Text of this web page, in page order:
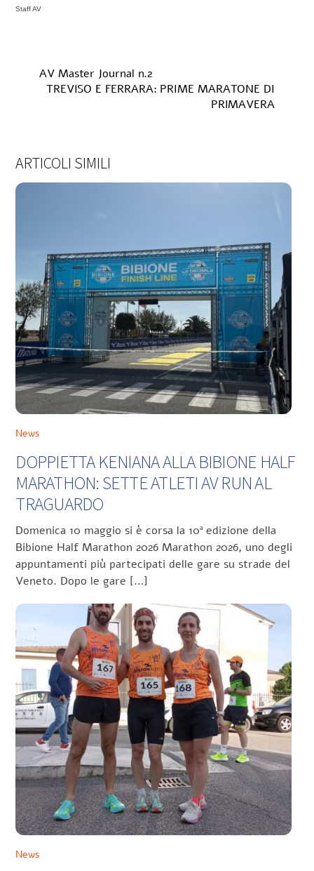
Staff AV
AV Master Journal n.2
TREVISO E FERRARA: PRIME MARATONE DI
PRIMAVERA
ARTICOLI SIMILI
News
DOPPIETTA KENIANA ALLA BIBIONE HALF
MARATHON: SETTE ATLETI AV RUN AL
TRAGUARDO
Domenica 10 maggio si è corsa la 10ª edizione della
Bibione Half Marathon 2026 Marathon 2026, uno degli
appuntamenti più partecipati delle gare su strade del
Veneto. Dopo le gare […]
News